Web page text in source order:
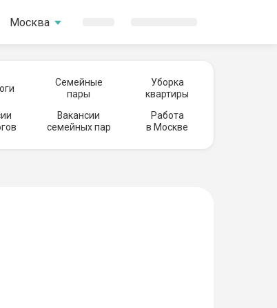
Москва
Семейные
пары
Уборка
квартиры
Вакансии
семейных пар
Работа
в Москве